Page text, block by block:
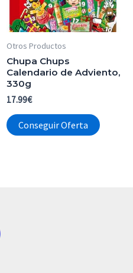
Otros Productos
Chupa Chups
Calendario de Adviento,
330g
17.99€
Conseguir Oferta